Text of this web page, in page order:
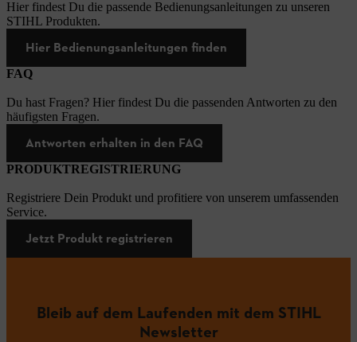
Hier findest Du die passende Bedienungsanleitungen zu unseren
STIHL Produkten.
Hier Bedienungsanleitungen finden
FAQ
Du hast Fragen? Hier findest Du die passenden Antworten zu den
häufigsten Fragen.
Antworten erhalten in den FAQ
PRODUKTREGISTRIERUNG
Registriere Dein Produkt und profitiere von unserem umfassenden
Service.
Jetzt Produkt registrieren
Bleib auf dem Laufenden mit dem STIHL
Newsletter